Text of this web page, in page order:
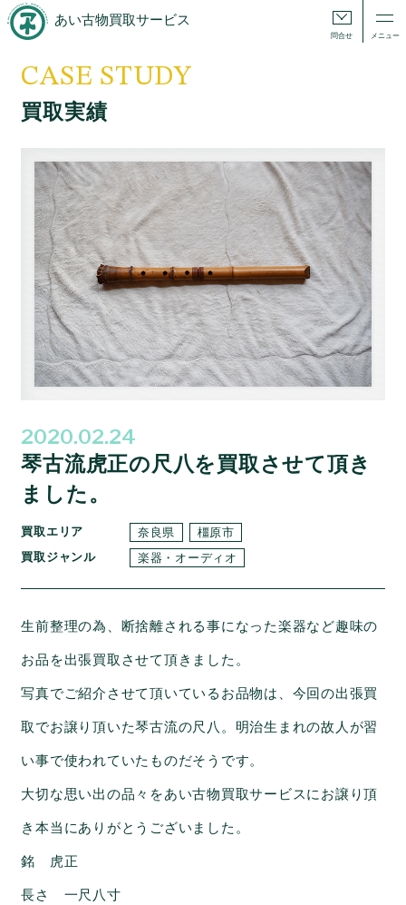
あい古物買取サービス
問合せ メニュー
CASE STUDY
買取実績
2020.02.24
琴古流虎正の尺八を買取させて頂き
ました。
買取エリア 奈良県
橿原市
買取ジャンル
楽器・オーディオ
生前整理の為、断捨離される事になった楽器など趣味の
お品を出張買取させて頂きました。
写真でご紹介させて頂いているお品物は、今回の出張買
取でお譲り頂いた琴古流の尺八。明治生まれの故人が習
い事で使われていたものだそうです。
大切な思い出の品々をあい古物買取サービスにお譲り頂
き本当にありがとうございました。
銘 虎正
長さ 一尺八寸